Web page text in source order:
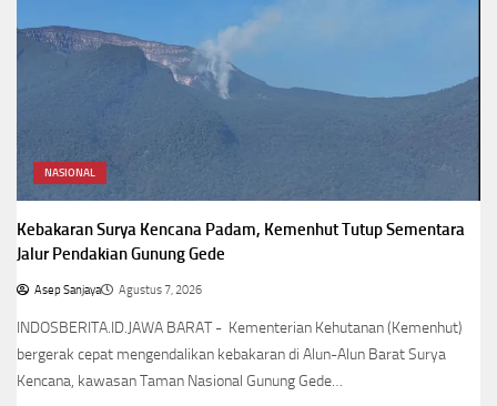
NASIONAL
Kebakaran Surya Kencana Padam, Kemenhut Tutup Sementara
Jalur Pendakian Gunung Gede
Asep Sanjaya Agustus 7, 2026
INDOSBERITA.ID.JAWA BARAT - Kementerian Kehutanan (Kemenhut)
bergerak cepat mengendalikan kebakaran di Alun-Alun Barat Surya
Kencana, kawasan Taman Nasional Gunung Gede…